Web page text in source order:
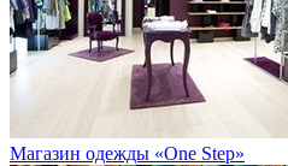
Магазин одежды «One Step»